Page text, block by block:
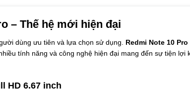
– Thế hệ mới hiện đại
dùng ưu tiên và lựa chọn sử dụng. Redmi Note 10 Pro
tính năng và công nghệ hiện đại mang đến sự tiện lợi
HD 6.67 inch